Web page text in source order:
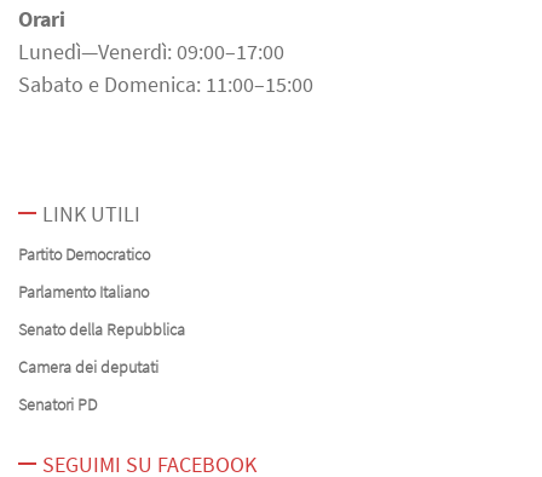
Orari
Lunedì—Venerdì: 09:00–17:00
Sabato e Domenica: 11:00–15:00
LINK UTILI
Partito Democratico
Parlamento Italiano
Senato della Repubblica
Camera dei deputati
Senatori PD
SEGUIMI SU FACEBOOK